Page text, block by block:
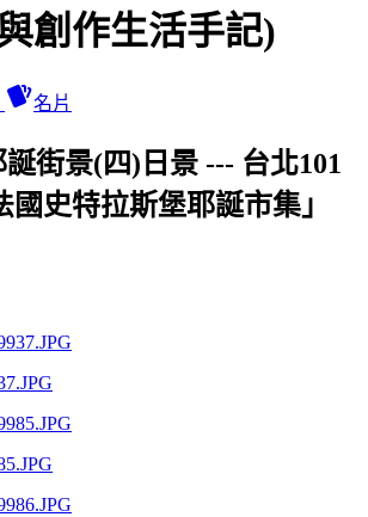
創作生活手記)
名片
誕街景(四)日景 --- 台北101
史特拉斯堡耶誕市集」